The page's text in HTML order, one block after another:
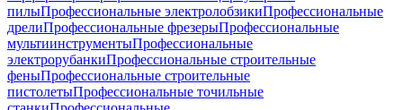
пилыПрофессиональные электролобзикиПрофессиональные
дрелиПрофессиональные фрезерыПрофессиональные
мультиинструментыПрофессиональные
электрорубанкиПрофессиональные строительные
феныПрофессиональные строительные
пистолетыПрофессиональные точильные